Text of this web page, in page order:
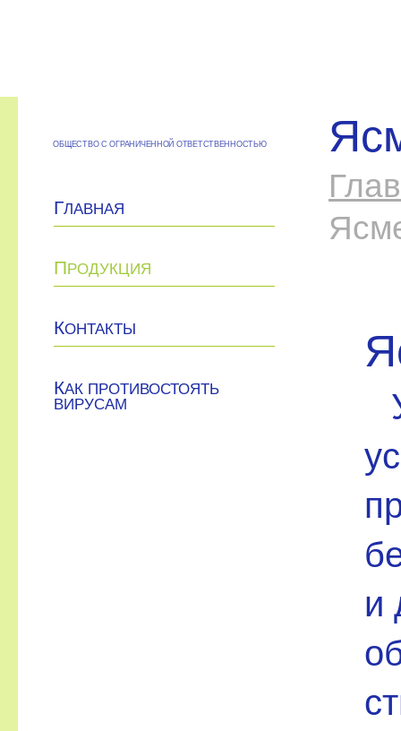
ОБЩЕСТВО С ОГРАНИЧЕННОЙ ОТВЕТСТВЕННОСТЬЮ
ГЛАВНАЯ
ПРОДУКЦИЯ
КОНТАКТЫ
КАК ПРОТИВОСТОЯТЬ
ВИРУСАМ
и